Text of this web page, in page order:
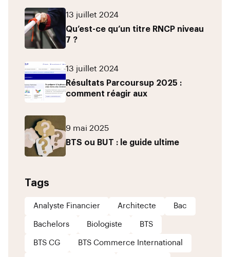
13 juillet 2024
Qu’est-ce qu’un titre RNCP niveau
7 ?
13 juillet 2024
Résultats Parcoursup 2025 :
comment réagir aux
9 mai 2025
BTS ou BUT : le guide ultime
Tags
Analyste Financier Architecte Bac
Bachelors Biologiste BTS
BTS CG BTS Commerce International